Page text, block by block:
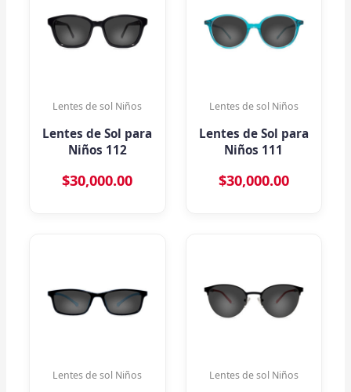
Lentes de sol Niños
Lentes de Sol para
Niños 112
$30,000.00
Lentes de sol Niños
Lentes de Sol para
Niños 111
$30,000.00
Lentes de sol Niños Lentes de sol Niños